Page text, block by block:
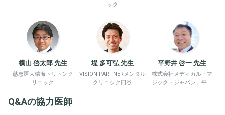
ック
横山 啓太郎 先生
慈恵医大晴海トリトンク
リニック
堤 多可弘 先生
VISION PARTNERメンタル
クリニック四谷
平野井 啓一 先生
株式会社メディカル・マ
ジック・ジャパン、平野
Q&Aの協力医師